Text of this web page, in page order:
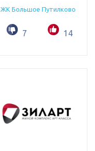
ЖК Большое Путилково
7 14